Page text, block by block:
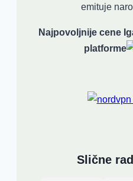
emituje
Najpovoljnije cene
platforme
Slične